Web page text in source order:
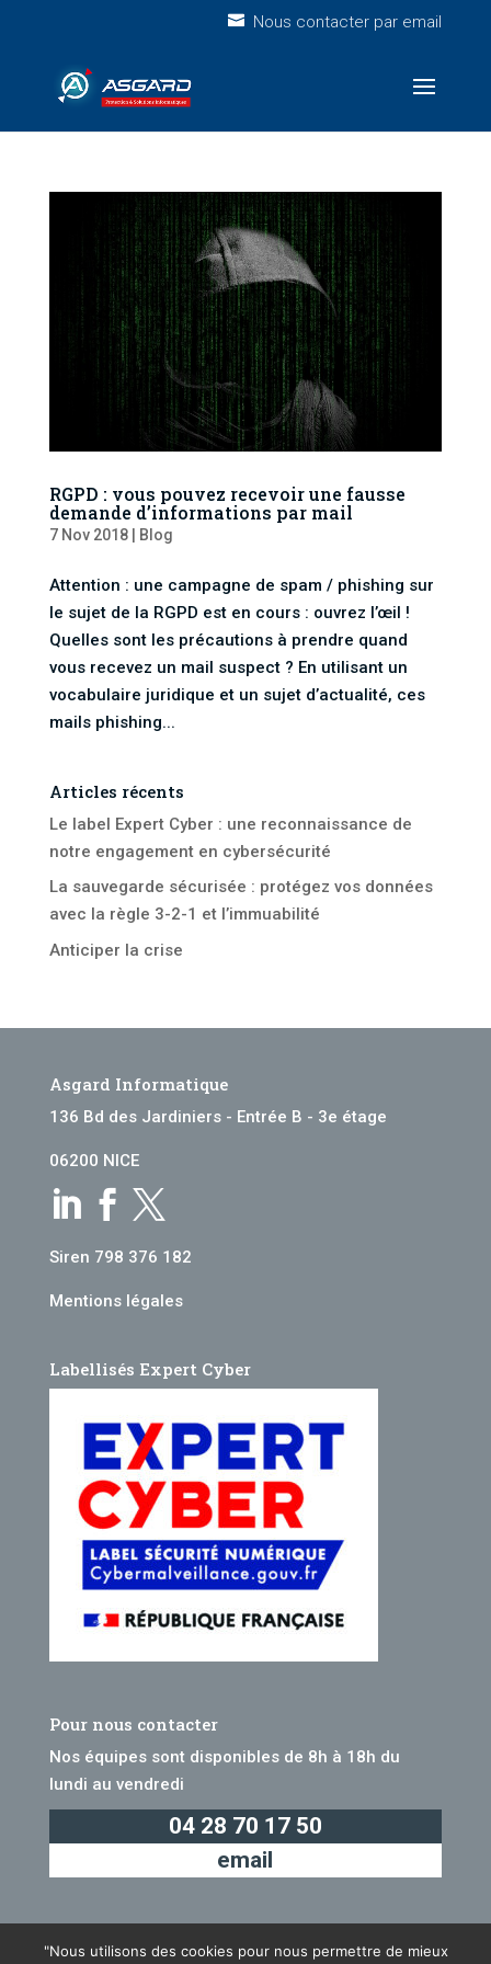
Nous contacter par email
RGPD : vous pouvez recevoir une fausse
demande d’informations par mail
7 Nov 2018| Blog
Attention : une campagne de spam / phishing sur
le sujet de la RGPD est en cours : ouvrez l’œil !
Quelles sont les précautions à prendre quand
vous recevez un mail suspect ? En utilisant un
vocabulaire juridique et un sujet d’actualité, ces
mails phishing...
Articles récents
Le label Expert Cyber : une reconnaissance de
notre engagement en cybersécurité
La sauvegarde sécurisée : protégez vos données
avec la règle 3-2-1 et l’immuabilité
Anticiper la crise
Asgard Informatique
136 Bd des Jardiniers - Entrée B - 3e étage
06200 NICE
  
Siren 798 376 182
Mentions légales
Labellisés Expert Cyber
Pour nous contacter
Nos équipes sont disponibles de 8h à 18h du
lundi au vendredi
04 28 70 17 50
email
"Nous utilisons des cookies pour nous permettre de mieux